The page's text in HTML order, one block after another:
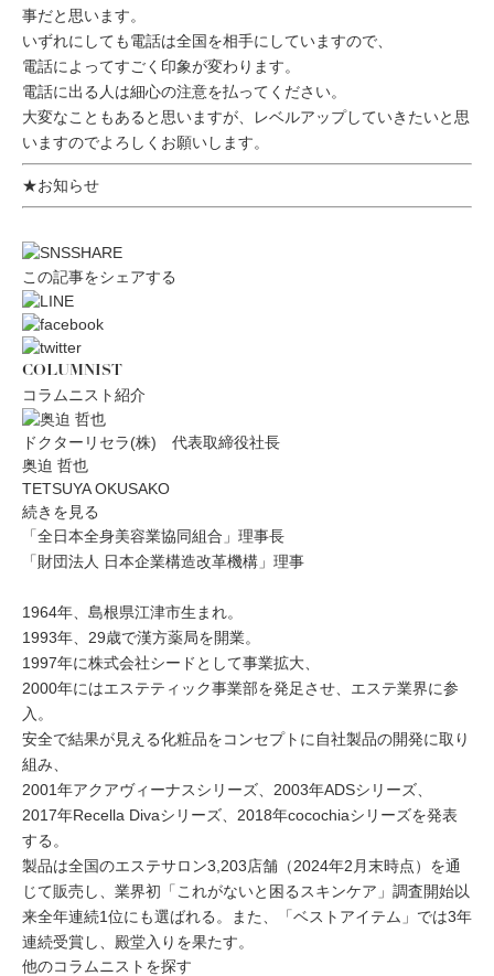
事だと思います。
いずれにしても電話は全国を相手にしていますので、
電話によってすごく印象が変わります。
電話に出る人は細心の注意を払ってください。
大変なこともあると思いますが、レベルアップしていきたいと思
いますのでよろしくお願いします。
★お知らせ
この記事をシェアする
COLUMNIST
コラムニスト紹介
ドクターリセラ(株) 代表取締役社長
奥迫 哲也
TETSUYA OKUSAKO
続きを見る
「全日本全身美容業協同組合」理事長
「財団法人 日本企業構造改革機構」理事
1964年、島根県江津市生まれ。
1993年、29歳で漢方薬局を開業。
1997年に株式会社シードとして事業拡大、
2000年にはエステティック事業部を発足させ、エステ業界に参
入。
安全で結果が見える化粧品をコンセプトに自社製品の開発に取り
組み、
2001年アクアヴィーナスシリーズ、2003年ADSシリーズ、
2017年Recella Divaシリーズ、2018年cocochiaシリーズを発表
する。
製品は全国のエステサロン3,203店舗（2024年2月末時点）を通
じて販売し、業界初「これがないと困るスキンケア」調査開始以
来全年連続1位にも選ばれる。また、「ベストアイテム」では3年
連続受賞し、殿堂入りを果たす。
他のコラムニストを探す